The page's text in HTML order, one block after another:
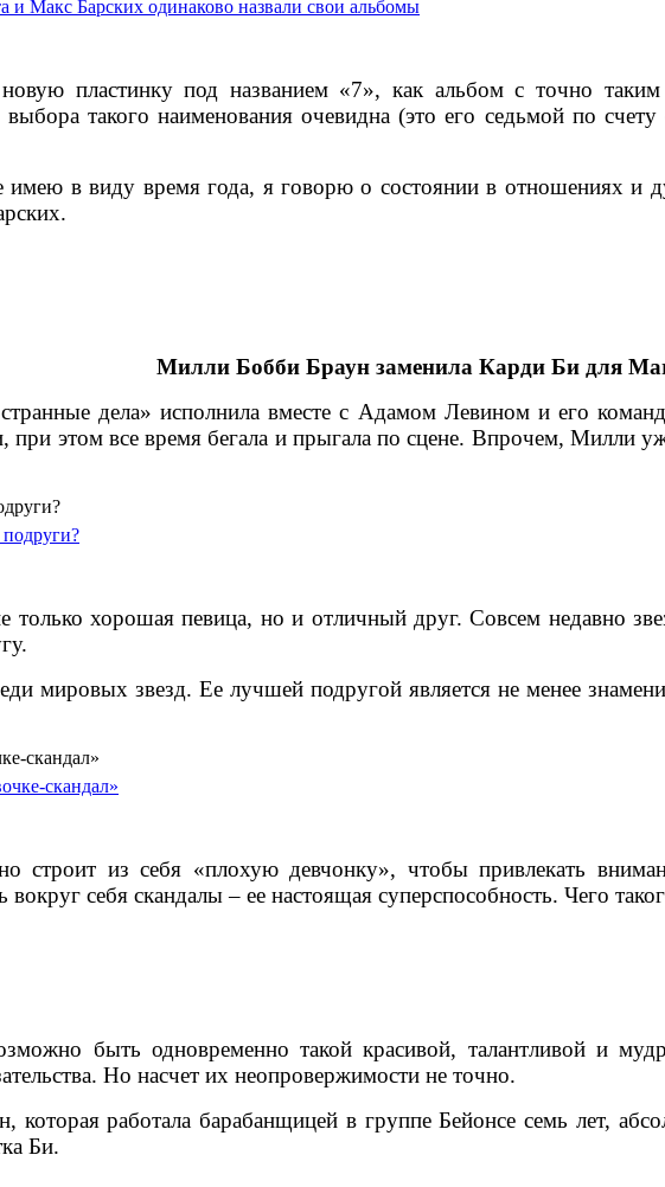
пластинку под названием «7», как альбом с точно
такого наименования очевидна (это его седьмой по
в виду время года, я говорю о состоянии в отношениях и
Милли Бобби Браун заменила Карди Би для
странные дела» исполнила вместе с Адамом Левином и его
при этом все время бегала и прыгала по сцене. Впрочем, Милли
хорошая певица, но и отличный друг. Совсем недавно
мировых звезд. Ее лучшей подругой является не менее
скандал»
строит из себя «плохую девчонку», чтобы привлекать
вокруг себя скандалы – ее настоящая суперспособность. Чего
быть одновременно такой красивой, талантливой и
Но насчет их неопровержимости не точно.
работала барабанщицей в группе Бейонсе семь лет,
Би.